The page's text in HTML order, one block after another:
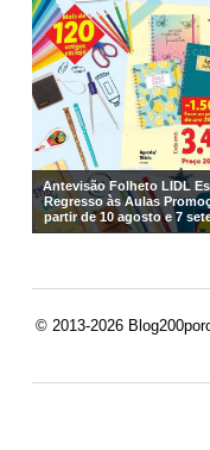
Antevisão Folheto LIDL
Regresso às Aulas
partir de 10 agosto e 7
© 2013-2026